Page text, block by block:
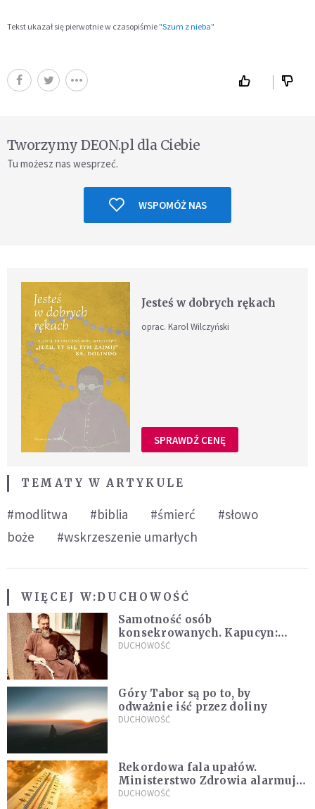
Tekst ukazał się pierwotnie w czasopiśmie "Szum z nieba"
Tworzymy DEON.pl dla Ciebie
Tu możesz nas wesprzeć.
WSPOMÓŻ NAS
Jesteś w dobrych rękach
oprac. Karol Wilczyński
SPRAWDŹ CENĘ
TEMATY W ARTYKULE
#modlitwa #biblia #śmierć
#słowo
boże
#wskrzeszenie umarłych
WIĘCEJ W:DUCHOWOŚĆ
Samotność osób
konsekrowanych. Kapucyn:
Życie w pojedynkę rzadko jest
DUCHOWOŚĆ
Góry Tabor są po to, by
odważnie iść przez doliny
DUCHOWOŚĆ
Rekordowa fala upałów.
Ministerstwo Zdrowia alarmuje
po doświadczeniach z czerwca
DUCHOWOŚĆ